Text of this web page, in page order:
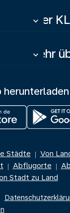
Über
keyboard_arrow_down
Mehr
keyboard_arrow_down
herunterladen
Städte | Von
| Abflugorte |
Stadt zu Land